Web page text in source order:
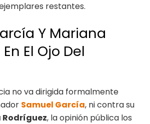
restantes.
Y Mariana
El Ojo Del
no va dirigida formalmente
Samuel García, ni contra su
, la opinión pública los